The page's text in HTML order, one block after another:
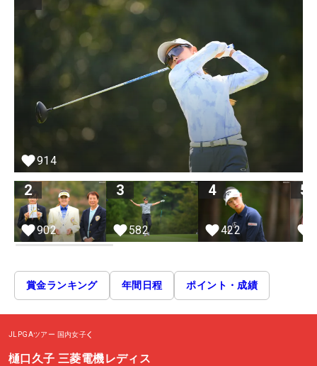
914
2
902
3
582
4
422
5
賞金ランキング 年間日程 ポイント・成績
JLPGAツアー 国内女子
樋口久子 三菱電機レディス